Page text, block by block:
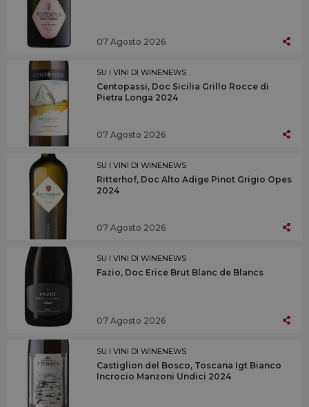
07 Agosto 2026
SU I VINI DI WINENEWS
Centopassi, Doc Sicilia Grillo Rocce di
Pietra Longa 2024
07 Agosto 2026
SU I VINI DI WINENEWS
Ritterhof, Doc Alto Adige Pinot Grigio Opes
2024
07 Agosto 2026
SU I VINI DI WINENEWS
Fazio, Doc Erice Brut Blanc de Blancs
07 Agosto 2026
SU I VINI DI WINENEWS
Castiglion del Bosco, Toscana Igt Bianco
Incrocio Manzoni Undici 2024